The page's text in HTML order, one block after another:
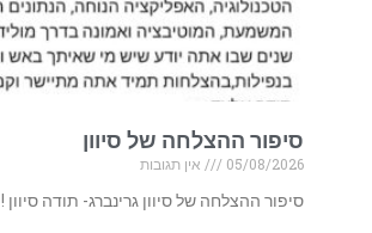
סיפור ההצלחה של סיוון
05/08/2026
אין תגובות
סיפור ההצלחה של סיוון גרינברג- תודה סיוון !